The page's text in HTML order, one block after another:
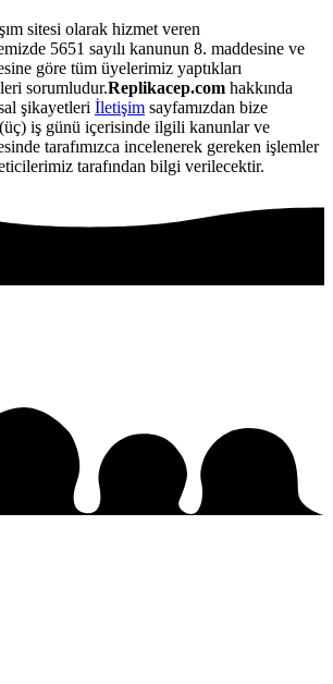
sitesi olarak hizmet veren
5651 sayılı kanunun 8. maddesine ve
göre tüm üyelerimiz yaptıkları
sorumludur.Replikacep.com hakkında
şikayetleri İletişim sayfamızdan bize
iş günü içerisinde ilgili kanunlar ve
tarafımızca incelenerek gereken işlemler
tarafından bilgi verilecektir.